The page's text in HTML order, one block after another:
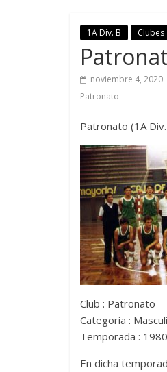
1A Div. B Clubes
noviembre 4, 2020
Patronato
Patronato (1A
Club : Patronato
Categoria :
Temporada :
En dicha